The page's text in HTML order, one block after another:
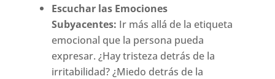
Escuchar las Emociones
Subyacentes: Ir más allá de la etiqueta
emocional que la persona pueda
expresar. ¿Hay tristeza detrás de la
irritabilidad? ¿Miedo detrás de la